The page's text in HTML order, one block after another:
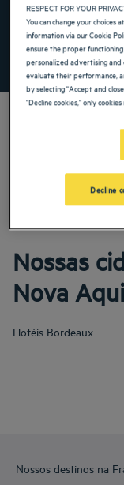
Adicionar código
Os hotéis Golden Tulip
estacionamento, sala de
nosso melhor para tornar
Nossas
Nova
Hotéis Bordeaux
Nossos destinos na
RESPECT FOR YOUR
You can change your choices
information via our Cookie
ensure the proper
personalized advertising
evaluate their performance,
by selecting "Accept and
"Decline cookies," only
Decline